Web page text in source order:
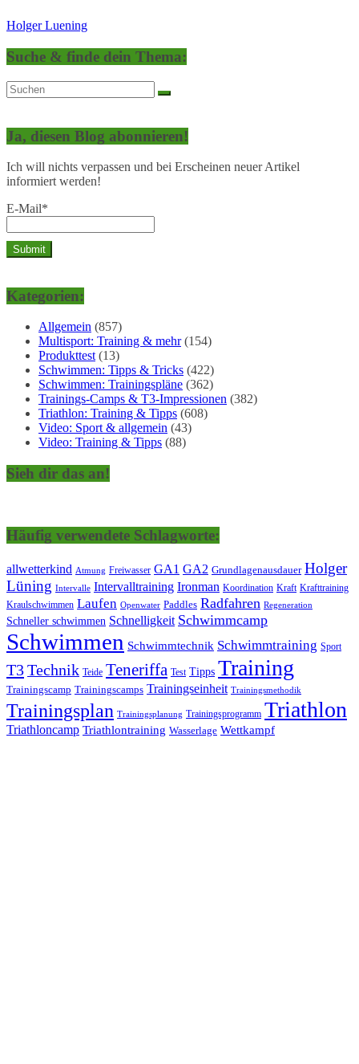
Holger Luening
Suche & finde dein Thema:
Ja, diesen Blog abonnieren!
Ich will nichts verpassen und bei Erscheinen neuer Artikel
informiert werden!
E-Mail*
Kategorien:
Allgemein (857)
Multisport: Training & mehr(154)
Produkttest (13)
Schwimmen: Tipps & Tricks (422)
Schwimmen: Trainingspläne (362)
Trainings-Camps & T3-Impressionen (382)
Triathlon: Training & Tipps (608)
Video: Sport & allgemein (43)
Video: Training & Tipps (88)
Sieh dir das an!
Häufig verwendete Schlagworte:
allwetterkind Atmung Freiwasser GA1 GA2 Grundlagenausdauer Holger
Lüning Intervalle Intervalltraining Ironman Koordination Kraft Krafttraining
Kraulschwimmen Laufen Openwater Paddles Radfahren Regeneration
Schneller schwimmen Schnelligkeit Schwimmcamp
Schwimmen Schwimmtechnik Schwimmtraining Sport
T3Technik Teide Teneriffa Test Tipps Training
Trainingscamp Trainingscamps Trainingseinheit Trainingsmethodik
Trainingsplan Trainingsplanung Trainingsprogramm Triathlon
Triathloncamp Triathlontraining Wasserlage Wettkampf